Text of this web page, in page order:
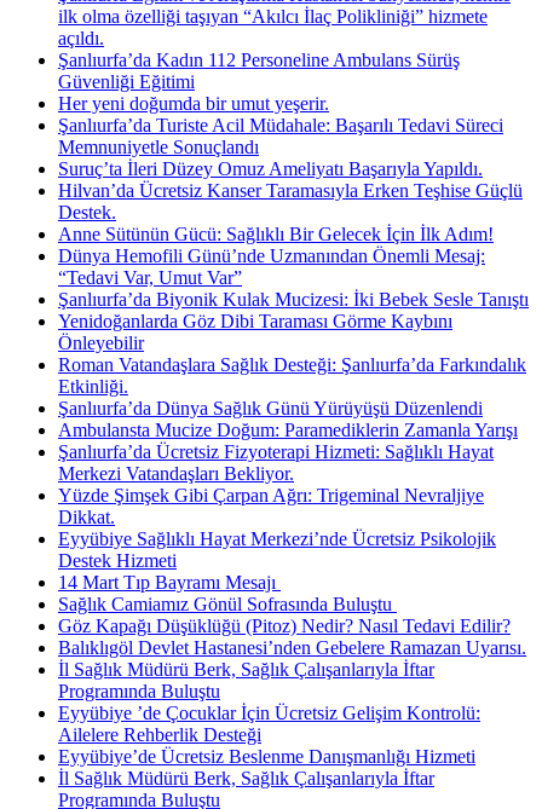
ilk olma özelliği taşıyan “Akılcı İlaç Polikliniği” hizmete
açıldı.
Şanlıurfa’da Kadın 112 Personeline Ambulans Sürüş
Güvenliği Eğitimi
Her yeni doğumda bir umut yeşerir.
Şanlıurfa’da Turiste Acil Müdahale: Başarılı Tedavi Süreci
Memnuniyetle Sonuçlandı
Suruç’ta İleri Düzey Omuz Ameliyatı Başarıyla Yapıldı.
Hilvan’da Ücretsiz Kanser Taramasıyla Erken Teşhise Güçlü
Destek.
Anne Sütünün Gücü: Sağlıklı Bir Gelecek İçin İlk Adım!
Dünya Hemofili Günü’nde Uzmanından Önemli Mesaj:
“Tedavi Var, Umut Var”
Şanlıurfa’da Biyonik Kulak Mucizesi: İki Bebek Sesle Tanıştı
Yenidoğanlarda Göz Dibi Taraması Görme Kaybını
Önleyebilir
Roman Vatandaşlara Sağlık Desteği: Şanlıurfa’da Farkındalık
Etkinliği.
Şanlıurfa’da Dünya Sağlık Günü Yürüyüşü Düzenlendi
Ambulansta Mucize Doğum: Paramediklerin Zamanla Yarışı
Şanlıurfa’da Ücretsiz Fizyoterapi Hizmeti: Sağlıklı Hayat
Merkezi Vatandaşları Bekliyor.
Yüzde Şimşek Gibi Çarpan Ağrı: Trigeminal Nevraljiye
Dikkat.
Eyyübiye Sağlıklı Hayat Merkezi’nde Ücretsiz Psikolojik
Destek Hizmeti
14 Mart Tıp Bayramı Mesajı ​
Sağlık Camiamız Gönül Sofrasında Buluştu ​
Göz Kapağı Düşüklüğü (Pitoz) Nedir? Nasıl Tedavi Edilir?
Balıklıgöl Devlet Hastanesi’nden Gebelere Ramazan Uyarısı.
İl Sağlık Müdürü Berk, Sağlık Çalışanlarıyla İftar
Programında Buluştu
Eyyübiye ’de Çocuklar İçin Ücretsiz Gelişim Kontrolü:
Ailelere Rehberlik Desteği
Eyyübiye’de Ücretsiz Beslenme Danışmanlığı Hizmeti
İl Sağlık Müdürü Berk, Sağlık Çalışanlarıyla İftar
Programında Buluştu